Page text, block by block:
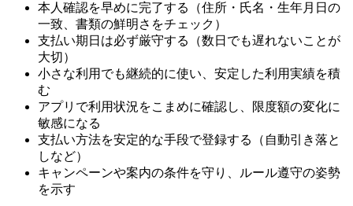
本人確認を早めに完了する（住所・氏名・生年月日の
一致、書類の鮮明さをチェック）
支払い期日は必ず厳守する（数日でも遅れないことが
大切）
小さな利用でも継続的に使い、安定した利用実績を積
む
アプリで利用状況をこまめに確認し、限度額の変化に
敏感になる
支払い方法を安定的な手段で登録する（自動引き落と
しなど）
キャンペーンや案内の条件を守り、ルール遵守の姿勢
を示す